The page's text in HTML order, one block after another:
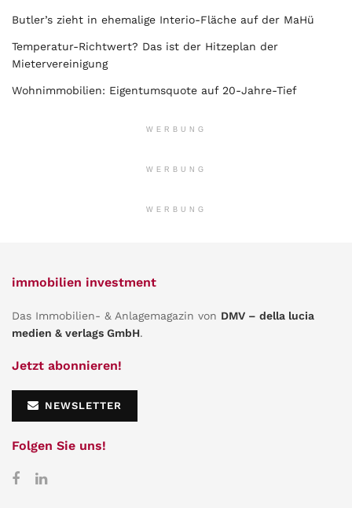
Butler’s zieht in ehemalige Interio-Fläche auf der MaHü
Temperatur-Richtwert? Das ist der Hitzeplan der
Mietervereinigung
Wohnimmobilien: Eigentumsquote auf 20-Jahre-Tief
WERBUNG
WERBUNG
WERBUNG
immobilien investment
Das Immobilien- & Anlagemagazin von DMV – della lucia
medien & verlags GmbH.
Jetzt abonnieren!
NEWSLETTER
Folgen Sie uns!